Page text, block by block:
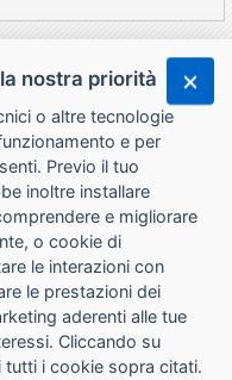
nostra priorità
o altre tecnologie
e per
Previo il tuo
inoltre installare
e migliorare
o cookie di
le interazioni con
le prestazioni dei
aderenti alle tue
Cliccando su
i cookie sopra citati.